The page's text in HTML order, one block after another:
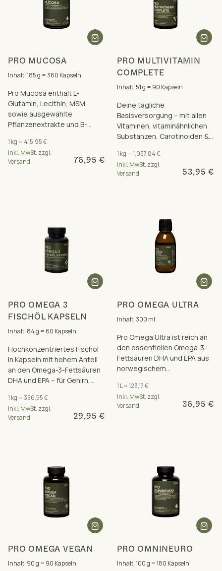
PRO MUCOSA
Inhalt: 185 g = 360 Kapseln
Pro Mucosa enthält L-
Glutamin, Lecithin, MSM
sowie ausgewählte
Pflanzenextrakte und B-
gesunder Schleimhäute
beitragen.
1 kg = 415,95 €
inkl. MwSt. zzgl.
Versand
76,95 €
PRO MULTIVITAMIN
COMPLETE
Inhalt: 51 g = 90 Kapseln
Deine tägliche
Basisversorgung – mit allen
Vitaminen, vitaminähnlichen
Substanzen, Carotinoiden &
Rezeptur
1 kg = 1.057,84 €
inkl. MwSt. zzgl.
Versand
53,95 €
PRO OMEGA 3
FISCHÖL KAPSELN
Inhalt: 84 g = 60 Kapseln
Hochkonzentriertes Fischöl
in Kapseln mit hohem Anteil
an den Omega-3-Fettsäuren
DHA und EPA – für Gehirn,
1 kg = 356,55 €
inkl. MwSt. zzgl.
Versand
29,95 €
PRO OMEGA ULTRA
Inhalt: 300 ml
Pro Omega Ultra ist reich an
den essentiellen Omega-3-
Fettsäuren DHA und EPA aus
norwegischem
Herz und Sehkraft.
1 L = 123,17 €
inkl. MwSt. zzgl.
Versand
36,95 €
PRO OMEGA VEGAN
Inhalt: 90 g = 90 Kapseln
PRO OMNINEURO
Inhalt: 100 g = 180 Kapseln